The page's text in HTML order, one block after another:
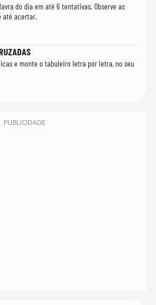
do dia em até 6 tentativas. Observe as
até acertar.
e monte o tabuleiro letra por letra, no seu
PUBLICIDADE